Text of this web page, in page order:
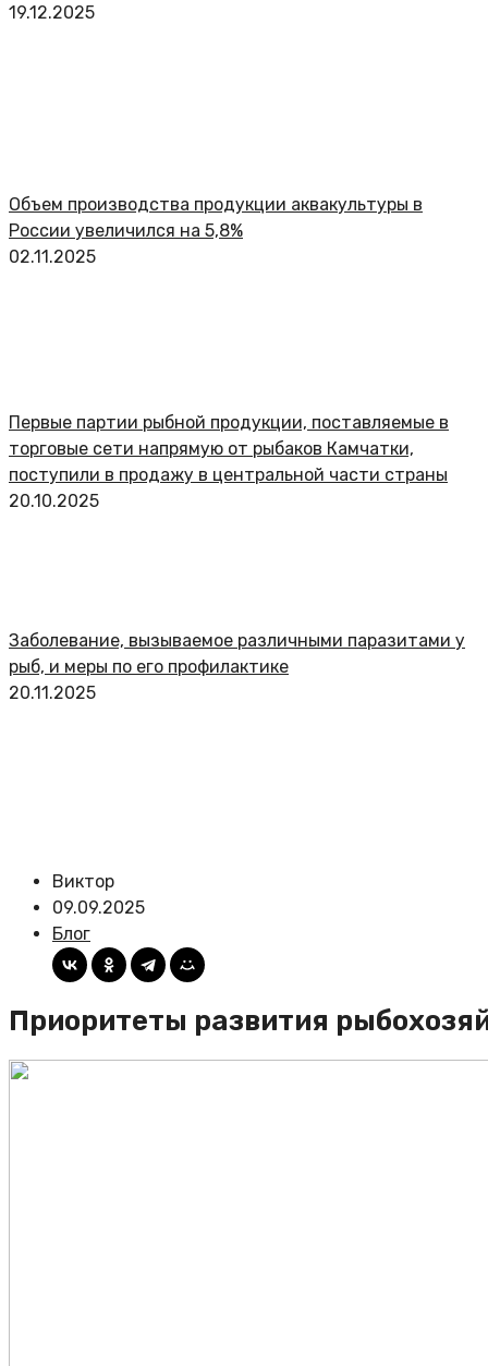
19.12.2025
Объем производства продукции аквакультуры в
России увеличился на 5,8%
02.11.2025
Первые партии рыбной продукции, поставляемые в
торговые сети напрямую от рыбаков Камчатки,
поступили в продажу в центральной части страны
20.10.2025
Заболевание, вызываемое различными паразитами у
рыб, и меры по его профилактике
20.11.2025
Виктор
09.09.2025
Блог
Приоритеты развития